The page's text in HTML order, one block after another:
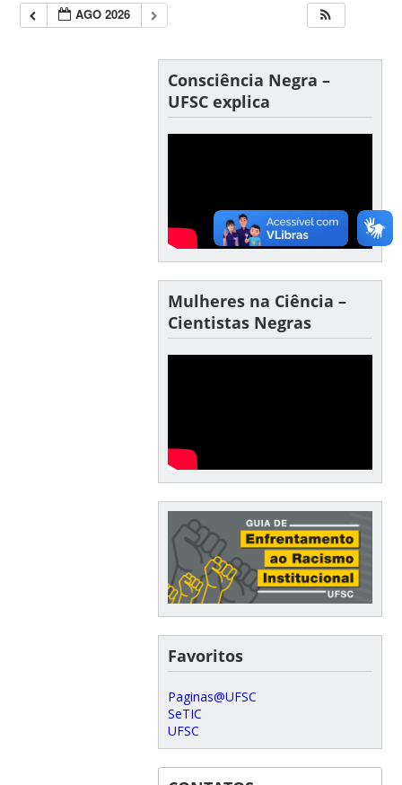
AGO 2026
Consciência Negra –
UFSC explica
Mulheres na Ciência –
Cientistas Negras
Favoritos
Paginas@UFSC
SeTIC
UFSC